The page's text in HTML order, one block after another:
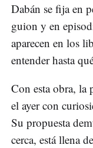
Dabán se fija en
guion y en
aparecen en los
entender hasta
Con esta obra, la
el ayer con
Su propuesta
cerca, está llena